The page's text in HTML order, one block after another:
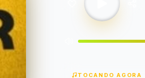
TOCANDO AGORA